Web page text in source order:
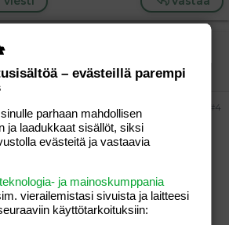
#4
olisi kuulla useampienkin
kun hehkutetaan lapsen
neuvolassa ym. mutta sitten
kohdalla unohdetaan lapsen
– evästeillä parempi
parhaan mahdollisen
ja laadukkaat sisällöt, siksi
evästeitä ja vastaavia
ja mainoskumppania
vierailemis­tasi sivuista ja laitteesi
käyttötarkoituksiin: